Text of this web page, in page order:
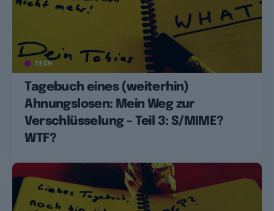
TECH
Tagebuch eines (weiterhin)
Ahnungslosen: Mein Weg zur
Verschlüsselung – Teil 3: S/MIME?
WTF?